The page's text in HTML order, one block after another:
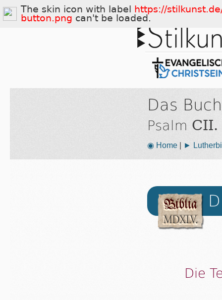
Das
Psalm CII.
◉ Home| ►
Die
The skin icon with label
https://
button.png can't be loaded.